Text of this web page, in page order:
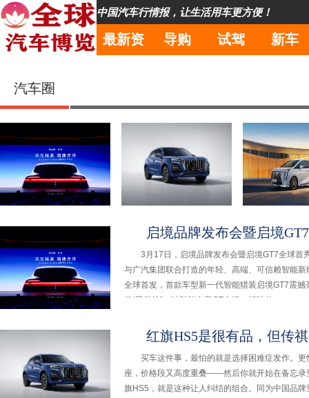
中国汽车行情报，让生活用车更方便！
最新资 导购 试驾 新车
汽车圈
启境品牌发布会暨
启境GT7全球首秀
在广州大湾区文化
体育中心启
红旗HS5是很有
大还只要12万，你
选谁？
还在为全
头”的传祺
HEV给你
启境品牌发布会暨启境GT7全球首
3月17日，启境品牌发布会暨启境GT7全球首
与广汽集团联合打造的年轻、高端、可信赖智能
全球首发，首款车型新一代智能猎装启境GT7震
代“黑科技”，以智能丰富GT内涵，打破传
红旗HS5是很有品，但传祺
买车这件事，最怕的就是选择困难症发作。更
座，价格段又高度重叠——然后你就开始在备忘录
旗HS5，就是这种让人纠结的组合。同为中国品